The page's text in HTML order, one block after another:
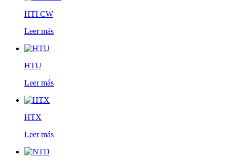
HTI CW
Leer más
HTU
Leer más
HTX
Leer más